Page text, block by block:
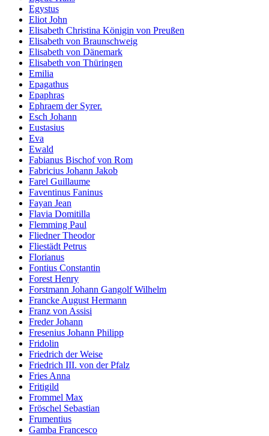
Egystus
Eliot John
Elisabeth Christina Königin von Preußen
Elisabeth von Braunschweig
Elisabeth von Dänemark
Elisabeth von Thüringen
Emilia
Epagathus
Epaphras
Ephraem der Syrer.
Esch Johann
Eustasius
Eva
Ewald
Fabianus Bischof von Rom
Fabricius Johann Jakob
Farel Guillaume
Faventinus Faninus
Fayan Jean
Flavia Domitilla
Flemming Paul
Fliedner Theodor
Fliestädt Petrus
Florianus
Fontius Constantin
Forest Henry
Forstmann Johann Gangolf Wilhelm
Francke August Hermann
Franz von Assisi
Freder Johann
Fresenius Johann Philipp
Fridolin
Friedrich der Weise
Friedrich III. von der Pfalz
Fries Anna
Fritigild
Frommel Max
Fröschel Sebastian
Frumentius
Gamba Francesco